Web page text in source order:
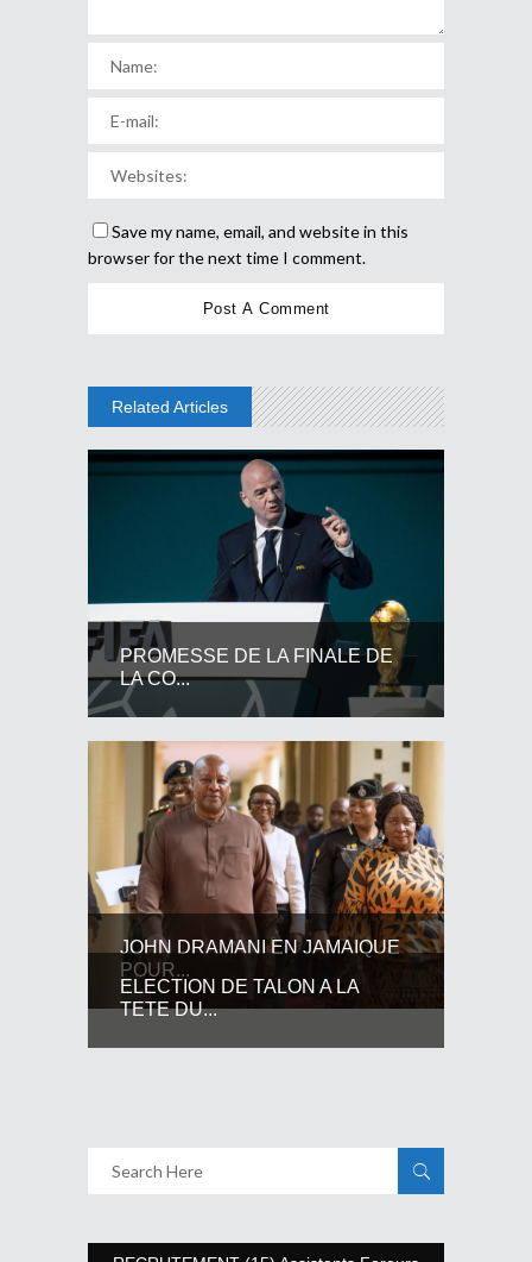
Save my name, email, and website in this
browser for the next time I comment.
Related Articles
PROMESSE DE LA FINALE DE
LA CO...
JOHN DRAMANI EN JAMAIQUE
POUR...
ELECTION DE TALON A LA
TETE DU...